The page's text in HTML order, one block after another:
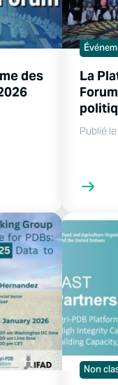
des
La
Publié
Non